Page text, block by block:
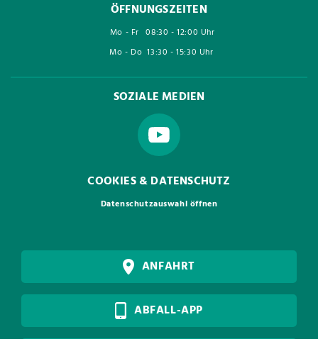
ÖFFNUNGSZEITEN
Mo - Fr 08:30 - 12:00 Uhr
Mo - Do 13:30 - 15:30 Uhr
SOZIALE MEDIEN
COOKIES & DATENSCHUTZ
Datenschutzauswahl öffnen
ANFAHRT
ABFALL-APP